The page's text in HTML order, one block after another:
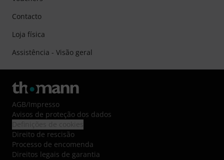
Contacto
Loja física
Assistência - Visão geral
AGB/Impresso
Avisos de proteção dos dados
Direito de rescisão
Processo de encomenda
Direitos legais de garantia